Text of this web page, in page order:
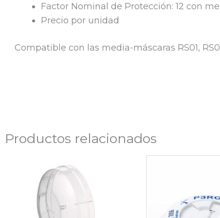
Factor Nominal de Protección: 12 con
Precio por unidad
Compatible con las media-máscaras RS01,
Productos relacionados